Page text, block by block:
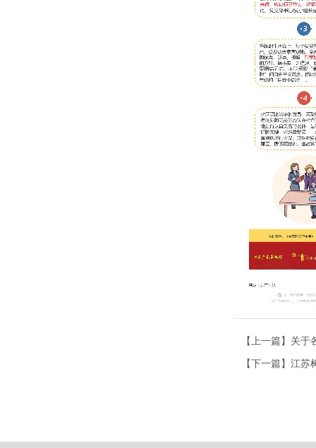
【上一篇】关
【下一篇】江